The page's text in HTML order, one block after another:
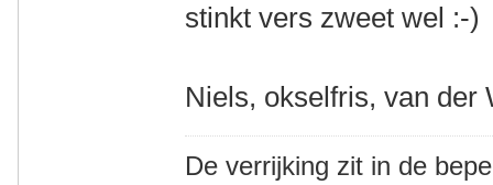
stinkt vers zweet wel :-)
Niels, okselfris, van der
De verrijking zit in de